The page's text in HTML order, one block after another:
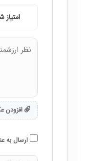
امتیاز
افزودن
ارسال به